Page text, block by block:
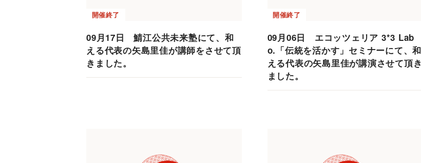
開催終了
09月17日 鯖江公共未来塾にて、和
える代表の矢島里佳が講師をさせて頂
きました。
開催終了
09月06日 エコッツェリア 3*3 Lab
o.「伝統を活かす」セミナーにて、和
える代表の矢島里佳が講演させて頂き
ました。